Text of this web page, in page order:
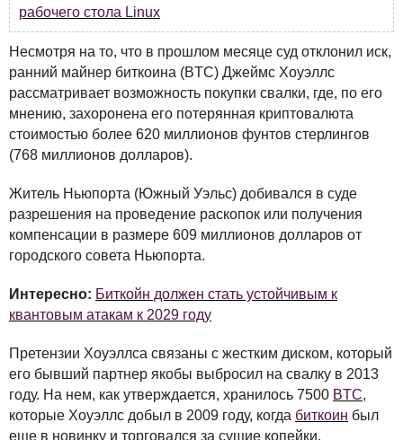
рабочего стола Linux
Несмотря на то, что в прошлом месяце суд отклонил иск,
ранний майнер биткоина (BTC) Джеймс Хоуэллс
рассматривает возможность покупки свалки, где, по его
мнению, захоронена его потерянная криптовалюта
стоимостью более 620 миллионов фунтов стерлингов
(768 миллионов долларов).
Житель Ньюпорта (Южный Уэльс) добивался в суде
разрешения на проведение раскопок или получения
компенсации в размере 609 миллионов долларов от
городского совета Ньюпорта.
Интересно: Биткойн должен стать устойчивым к
квантовым атакам к 2029 году
Претензии Хоуэллса связаны с жестким диском, который
его бывший партнер якобы выбросил на свалку в 2013
году. На нем, как утверждается, хранилось 7500 BTC,
которые Хоуэллс добыл в 2009 году, когда биткоин был
еще в новинку и торговался за сущие копейки.